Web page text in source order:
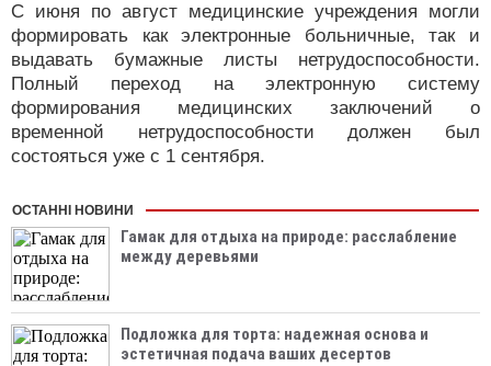
С июня по август медицинские учреждения могли
формировать как электронные больничные, так и
выдавать бумажные листы нетрудоспособности.
Полный переход на электронную систему
формирования медицинских заключений о
временной нетрудоспособности должен был
состояться уже с 1 сентября.
ОСТАННІ НОВИНИ
Гамак для отдыха на природе: расслабление
между деревьями
Подложка для торта: надежная основа и
эстетичная подача ваших десертов